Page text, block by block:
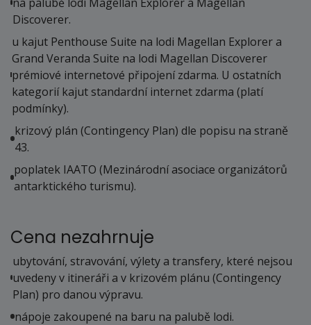
Discoverer.
u kajut Penthouse Suite na lodi Magellan Explorer a
Grand Veranda Suite na lodi Magellan Discoverer
prémiové internetové připojení zdarma. U ostatních
kategorií kajut standardní internet zdarma (platí
podmínky).
krizový plán (Contingency Plan) dle popisu na straně
43.
poplatek IAATO (Mezinárodní asociace organizátorů
antarktického turismu).
Cena nezahrnuje
ubytování, stravování, výlety a transfery, které nejsou
uvedeny v itineráři a v krizovém plánu (Contingency
Plan) pro danou výpravu.
nápoje zakoupené na baru na palubě lodi.